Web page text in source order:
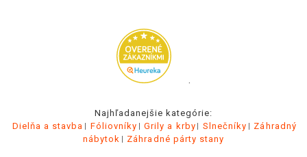
.
Najhľadanejšie kategórie:
Dielňa a stavba
Fóliovníky Grily a krby Slnečníky
Záhradný
nábytok
Záhradné párty stany